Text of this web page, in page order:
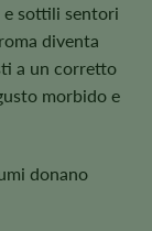
e sottili sentori
diventa
a un corretto
morbido e
donano